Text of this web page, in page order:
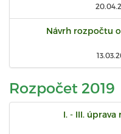
Návrh rozpočtu
Rozpočet 2019
I. - III.